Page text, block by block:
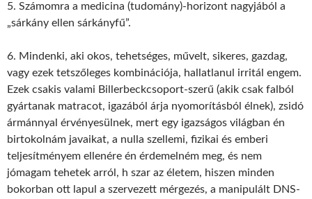
5. Számomra a medicina (tudomány)-horizont nagyjából a
„sárkány ellen sárkányfű”.
6. Mindenki, aki okos, tehetséges, művelt, sikeres, gazdag,
vagy ezek tetszőleges kombinációja, hallatlanul irritál engem.
Ezek csakis valami Billerbeckcsoport-szerű (akik csak falból
gyártanak matracot, igazából árja nyomorításból élnek), zsidó
ármánnyal érvényesülnek, mert egy igazságos világban én
birtokolnám javaikat, a nulla szellemi, fizikai és emberi
teljesítményem ellenére én érdemelném meg, és nem
jómagam tehetek arról, h szar az életem, hiszen minden
bokorban ott lapul a szervezett mérgezés, a manipulált DNS-